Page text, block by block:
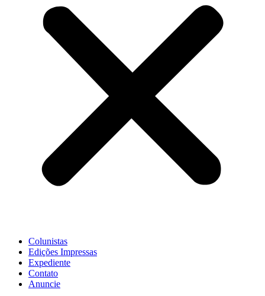
Colunistas
Edições Impressas
Expediente
Contato
Anuncie